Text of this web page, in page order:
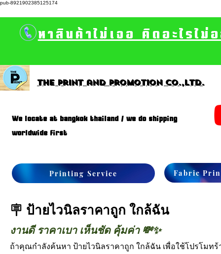
pub-8921902385125174
หาสินค้าไม่เจอ คิดอะไรไ
The print and promotion CO.,Ltd.
We locate at bangkok thailand / we do shipping
worldwide first
Printing Service Fabric
🪧 ป้ายไวนิลราคาถูก ใกล้ฉัน
งานดี ราคาเบา เห็นชัด คุ้มค่า 💸✨
ถ้าคุณกำลังค้นหา ป้ายไวนิลราคาถูก ใกล้ฉัน เพื่อใช้โปรโมท